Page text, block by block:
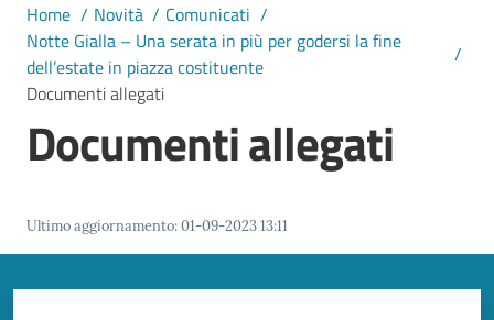
1597
Servizi
Vivere
Home / Novità / Comunicati /
Notte Gialla – Una serata in più per godersi la fine
dell’estate in piazza costituente
/
Documenti allegati
Documenti allegati
Ultimo aggiornamento:01-09-2023 13:11